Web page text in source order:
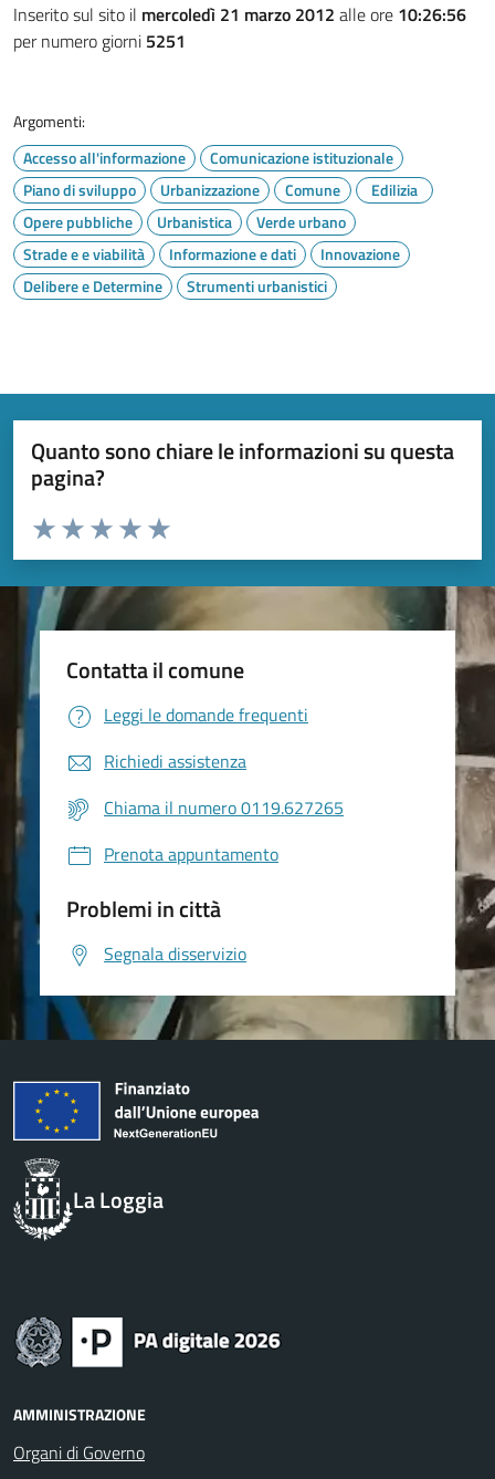
Inserito sul sito il mercoledì 21 marzo 2012 alle ore 10:26:56
per numero giorni 5251
Argomenti:
Accesso all'informazione
Comunicazione istituzionale
Piano di sviluppo
Urbanizzazione Comune
Edilizia
Opere pubbliche
Urbanistica
Verde urbano
Strade e e viabilità
Informazione e dati
Innovazione
Delibere e Determine
Strumenti urbanistici
Quanto sono chiare le informazioni su questa
pagina?
Valuta da 1 a 5 stelle la pagina
Valuta 5 stelle su 5
Valuta 4 stelle su 5
Valuta 3 stelle su 5
Valuta 2 stelle su 5
Valuta 1 stelle su 5
Contatta il comune
Leggi le domande frequenti
Richiedi assistenza
Chiama il numero 0119.627265
Prenota appuntamento
Problemi in città
Segnala disservizio
La Loggia
AMMINISTRAZIONE
Organi di Governo